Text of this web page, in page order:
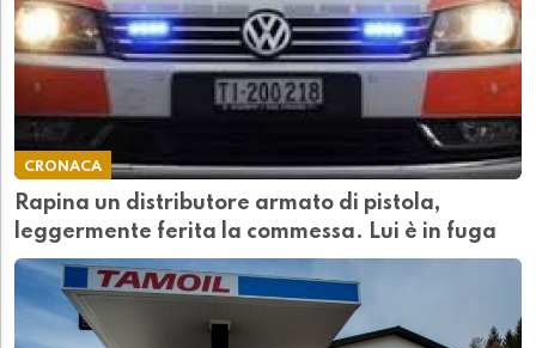
CRONACA
Rapina un distributore armato di pistola,
leggermente ferita la commessa. Lui è in fuga